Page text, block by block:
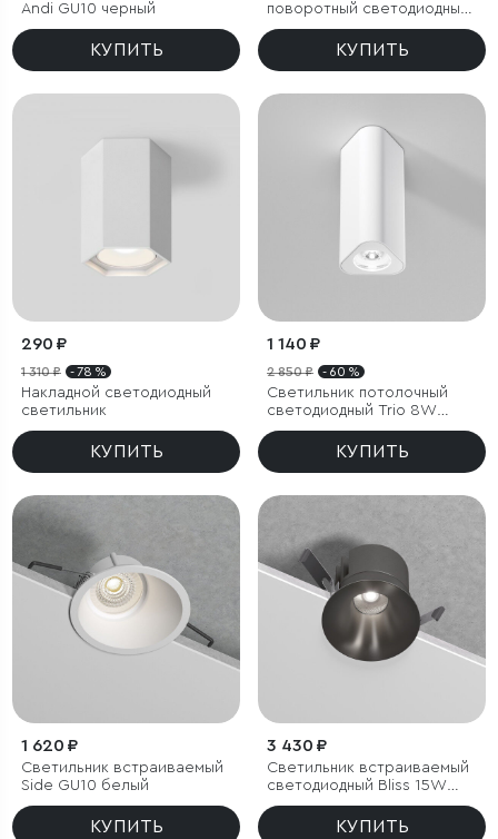
Andi GU10 черный
КУПИТЬ
поворотный светодиодный
Smooth 10W 4000K черный
КУПИТЬ
290 ₽
1 310 ₽ - 78 %
Накладной светодиодный
светильник
КУПИТЬ
1 140 ₽
2 850 ₽ - 60 %
Светильник потолочный
светодиодный Trio 8W
4000K белый
КУПИТЬ
1 620 ₽
Светильник встраиваемый
Side GU10 белый
КУПИТЬ
3 430 ₽
Светильник встраиваемый
светодиодный Bliss 15W
4000K титан
КУПИТЬ